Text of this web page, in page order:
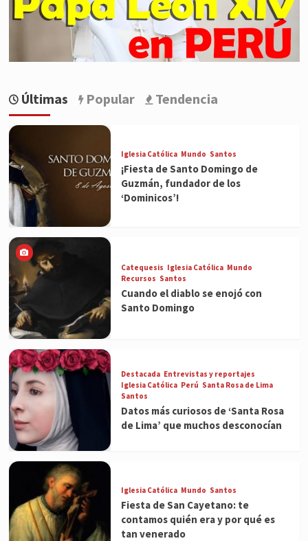
Últimas Popular Tendencia
Iglesia Católica Mundo Santos
¡Fiesta de Santo Domingo de
Guzmán, fundador de los
‘Dominicos’!
Catequesis Iglesia Católica Mundo
Recursos Santos
Cuando el diablo se enojó con
Santo Domingo
Destacada Entrevistas y reportajes
Iglesia Católica Perú Santa Rosa de Lima
Santos
Datos más curiosos de ‘Santa Rosa
de Lima’ que muchos desconocían
Iglesia Católica Mundo Santos
Fiesta de San Cayetano: te
contamos quién era y por qué es
tan venerado